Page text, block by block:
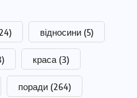
відносини (5)
краса (3)
поради (264)